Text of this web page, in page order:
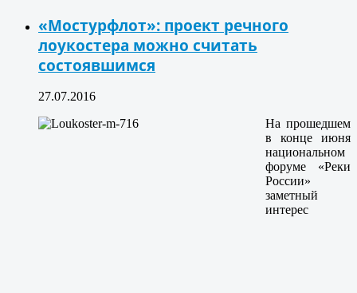
«Мостурфлот»: проект речного
лоукостера можно считать
состоявшимся
27.07.2016
На прошедшем
в конце июня
национальном
форуме «Реки
России»
заметный
интерес